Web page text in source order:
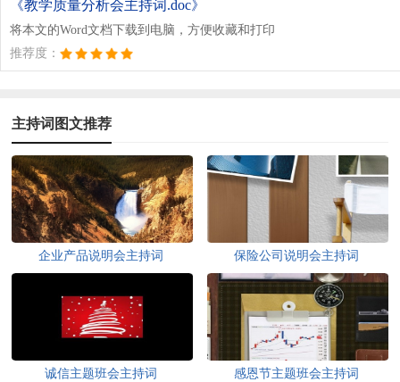
《教学质量分析会主持词.doc》
将本文的Word文档下载到电脑，方便收藏和打印
推荐度：
主持词图文推荐
企业产品说明会主持词 保险公司说明会主持词
诚信主题班会主持词 感恩节主题班会主持词